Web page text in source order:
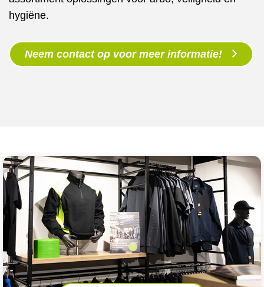
hygiëne.
Neem contact op voor meer informatie!